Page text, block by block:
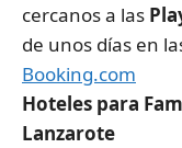
cercanos a las
de unos días en
Booking.com
Hoteles para
Lanzarote